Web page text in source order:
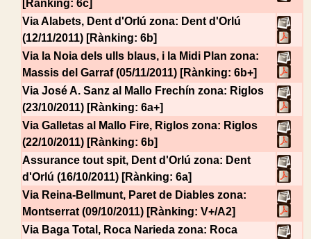
[Rànking: 6c]
Via Alabets, Dent d'Orlú zona: Dent d'Orlú
(12/11/2011) [Rànking: 6b]
Via la Noia dels ulls blaus, i la Midi Plan zona:
Massis del Garraf (05/11/2011) [Rànking: 6b+]
Via José A. Sanz al Mallo Frechín zona: Riglos
(23/10/2011) [Rànking: 6a+]
Via Galletas al Mallo Fire, Riglos zona: Riglos
(22/10/2011) [Rànking: 6b]
Assurance tout spit, Dent d'Orlú zona: Dent
d'Orlú (16/10/2011) [Rànking: 6a]
Via Reina-Bellmunt, Paret de Diables zona:
Montserrat (09/10/2011) [Rànking: V+/A2]
Via Baga Total, Roca Narieda zona: Roca